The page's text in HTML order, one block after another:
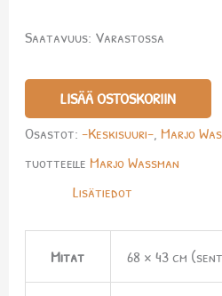
Saatavuus: Varastossa
LISÄÄ OSTOSKORIIN
Osastot: -Keskisuuri-, Marjo
tuotteelle Marjo Wassman
Lisätiedot
Mitat 68 × 43 cm